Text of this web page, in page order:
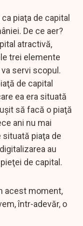
piaţa de capital
De ce aer?
atractivă,
trei elemente
servi scopul.
de capital
ea era situată
să facă o piaţă
ani nu mai
situată piaţa de
au
de capital.
acest moment,
într-adevăr, o